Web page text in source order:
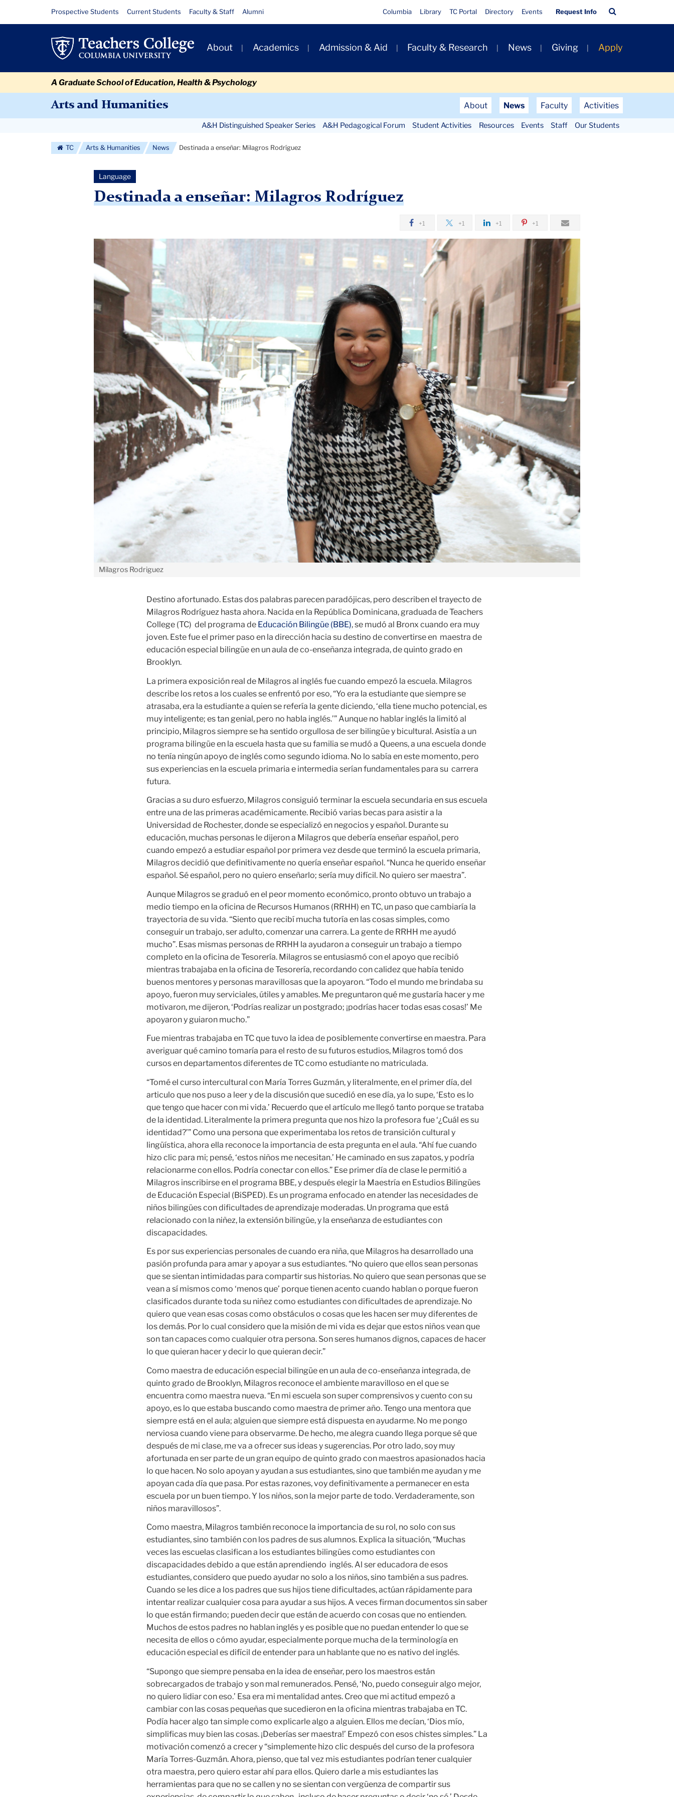
Destinada
enseñar:
Milagros
Rodríguez
Resource
Links
Prospective Students Current Students Faculty & Staff Alumni
Quick
Links
Columbia Library TC Portal Directory Events Request Info
Bar
Primary
Navigation
About Academics Admission & Aid Faculty & Research News Giving Apply
A Graduate School of Education, Health & Psychology
Arts and Humanities
Navigation
About News Faculty Activities
Navigation
More
A&H Distinguished Speaker Series A&H Pedagogical Forum Student Activities Resources Events Staff Our Students
TC Arts & Humanities News Destinada a enseñar: Milagros Rodríguez
Language
Destinada a enseñar: Milagros Rodríguez
+1 +1 +1 +1
Milagros Rodriguez
Destino afortunado. Estas dos palabras parecen paradójicas, pero describen el trayecto de
Milagros Rodríguez hasta ahora. Nacida en la República Dominicana, graduada de Teachers
College (TC) del programa de Educación Bilingüe (BBE), se mudó al Bronx cuando era muy
joven. Este fue el primer paso en la dirección hacia su destino de convertirse en maestra de
educación especial bilingüe en un aula de co-enseñanza integrada, de quinto grado en
Brooklyn.
La primera exposición real de Milagros al inglés fue cuando empezó la escuela. Milagros
describe los retos a los cuales se enfrentó por eso, “Yo era la estudiante que siempre se
atrasaba, era la estudiante a quien se refería la gente diciendo, ‘ella tiene mucho potencial, es
muy inteligente; es tan genial, pero no habla inglés.’” Aunque no hablar inglés la limitó al
principio, Milagros siempre se ha sentido orgullosa de ser bilingüe y bicultural. Asistía a un
programa bilingüe en la escuela hasta que su familia se mudó a Queens, a una escuela donde
no tenía ningún apoyo de inglés como segundo idioma. No lo sabía en este momento, pero
sus experiencias en la escuela primaria e intermedia serían fundamentales para su carrera
futura.
Gracias a su duro esfuerzo, Milagros consiguió terminar la escuela secundaria en sus escuela
entre una de las primeras académicamente. Recibió varias becas para asistir a la
Universidad de Rochester, donde se especializó en negocios y español. Durante su
educación, muchas personas le dijeron a Milagros que debería enseñar español, pero
cuando empezó a estudiar español por primera vez desde que terminó la escuela primaria,
Milagros decidió que definitivamente no quería enseñar español. “Nunca he querido enseñar
español. Sé español, pero no quiero enseñarlo; sería muy difícil. No quiero ser maestra”.
Aunque Milagros se graduó en el peor momento económico, pronto obtuvo un trabajo a
medio tiempo en la oficina de Recursos Humanos (RRHH) en TC, un paso que cambiaría la
trayectoria de su vida. “Siento que recibí mucha tutoría en las cosas simples, como
conseguir un trabajo, ser adulto, comenzar una carrera. La gente de RRHH me ayudó
mucho”. Esas mismas personas de RRHH la ayudaron a conseguir un trabajo a tiempo
completo en la oficina de Tesorería. Milagros se entusiasmó con el apoyo que recibió
mientras trabajaba en la oficina de Tesorería, recordando con calidez que había tenido
buenos mentores y personas maravillosas que la apoyaron. “Todo el mundo me brindaba su
apoyo, fueron muy serviciales, útiles y amables. Me preguntaron qué me gustaría hacer y me
motivaron, me dijeron, ‘Podrías realizar un postgrado; ¡podrías hacer todas esas cosas!’ Me
apoyaron y guiaron mucho.”
Fue mientras trabajaba en TC que tuvo la idea de posiblemente convertirse en maestra. Para
averiguar qué camino tomaría para el resto de su futuros estudios, Milagros tomó dos
cursos en departamentos diferentes de TC como estudiante no matriculada.
“Tomé el curso intercultural con María Torres Guzmán, y literalmente, en el primer día, del
articulo que nos puso a leer y de la discusión que sucedió en ese día, ya lo supe, ‘Esto es lo
que tengo que hacer con mi vida.’ Recuerdo que el artículo me llegó tanto porque se trataba
de la identidad. Literalmente la primera pregunta que nos hizo la profesora fue ‘¿Cuál es su
identidad?’” Como una persona que experimentaba los retos de transición cultural y
lingüística, ahora ella reconoce la importancia de esta pregunta en el aula. “Ahí fue cuando
hizo clic para mi; pensé, ‘estos niños me necesitan.’ He caminado en sus zapatos, y podría
relacionarme con ellos. Podría conectar con ellos.” Ese primer día de clase le permitió a
Milagros inscribirse en el programa BBE, y después elegir la Maestría en Estudios Bilingües
de Educación Especial (BiSPED). Es un programa enfocado en atender las necesidades de
niños bilingües con dificultades de aprendizaje moderadas. Un programa que está
relacionado con la niñez, la extensión bilingüe, y la enseñanza de estudiantes con
discapacidades.
Es por sus experiencias personales de cuando era niña, que Milagros ha desarrollado una
pasión profunda para amar y apoyar a sus estudiantes. “No quiero que ellos sean personas
que se sientan intimidadas para compartir sus historias. No quiero que sean personas que se
vean a sí mismos como ‘menos que’ porque tienen acento cuando hablan o porque fueron
clasificados durante toda su niñez como estudiantes con dificultades de aprendizaje. No
quiero que vean esas cosas como obstáculos o cosas que les hacen ser muy diferentes de
los demás. Por lo cual considero que la misión de mi vida es dejar que estos niños vean que
son tan capaces como cualquier otra persona. Son seres humanos dignos, capaces de hacer
lo que quieran hacer y decir lo que quieran decir.”
Como maestra de educación especial bilingüe en un aula de co-enseñanza integrada, de
quinto grado de Brooklyn, Milagros reconoce el ambiente maravilloso en el que se
encuentra como maestra nueva. “En mi escuela son super comprensivos y cuento con su
apoyo, es lo que estaba buscando como maestra de primer año. Tengo una mentora que
siempre está en el aula; alguien que siempre está dispuesta en ayudarme. No me pongo
nerviosa cuando viene para observarme. De hecho, me alegra cuando llega porque sé que
después de mi clase, me va a ofrecer sus ideas y sugerencias. Por otro lado, soy muy
afortunada en ser parte de un gran equipo de quinto grado con maestros apasionados hacia
lo que hacen. No solo apoyan y ayudan a sus estudiantes, sino que también me ayudan y me
apoyan cada día que pasa. Por estas razones, voy definitivamente a permanecer en esta
escuela por un buen tiempo. Y los niños, son la mejor parte de todo. Verdaderamente, son
niños maravillosos”.
Como maestra, Milagros también reconoce la importancia de su rol, no solo con sus
estudiantes, sino también con los padres de sus alumnos. Explica la situación, “Muchas
veces las escuelas clasifican a los estudiantes bilingües como estudiantes con
discapacidades debido a que están aprendiendo inglés. Al ser educadora de esos
estudiantes, considero que puedo ayudar no solo a los niños, sino también a sus padres.
Cuando se les dice a los padres que sus hijos tiene dificultades, actúan rápidamente para
intentar realizar cualquier cosa para ayudar a sus hijos. A veces firman documentos sin saber
lo que están firmando; pueden decir que están de acuerdo con cosas que no entienden.
Muchos de estos padres no hablan inglés y es posible que no puedan entender lo que se
necesita de ellos o cómo ayudar, especialmente porque mucha de la terminología en
educación especial es difícil de entender para un hablante que no es nativo del inglés.
“Supongo que siempre pensaba en la idea de enseñar, pero los maestros están
sobrecargados de trabajo y son mal remunerados. Pensé, ‘No, puedo conseguir algo mejor,
no quiero lidiar con eso.’ Esa era mi mentalidad antes. Creo que mi actitud empezó a
cambiar con las cosas pequeñas que sucedieron en la oficina mientras trabajaba en TC.
Podía hacer algo tan simple como explicarle algo a alguien. Ellos me decían, ‘Dios mío,
simplificas muy bien las cosas. ¡Deberías ser maestra!’ Empezó con esos chistes simples.” La
motivación comenzó a crecer y “simplemente hizo clic después del curso de la profesora
María Torres-Guzmán. Ahora, pienso, que tal vez mis estudiantes podrían tener cualquier
otra maestra, pero quiero estar ahí para ellos. Quiero darle a mis estudiantes las
herramientas para que no se callen y no se sientan con vergüenza de compartir sus